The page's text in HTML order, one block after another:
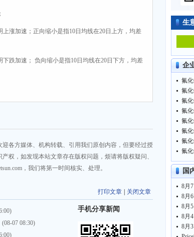
涨加速；正向缩小是指10日均线在20日上方，均差
跌加速； 负向缩小是指10日均线在20日下方，均差
各方媒体、机构转载、引用我们原创内容，但要经过授
权，如发现本站文章存在版权问题，烦请将版权疑问、
，我们将第一时间核实、处理。
打印文章 关闭文章
(08-07 08:30)
手机分享新闻
生
企
氟化
氟化
氟化
氟化
氟化
氟化
氟化
氟化
国
8月
8月
8月
8月
8月